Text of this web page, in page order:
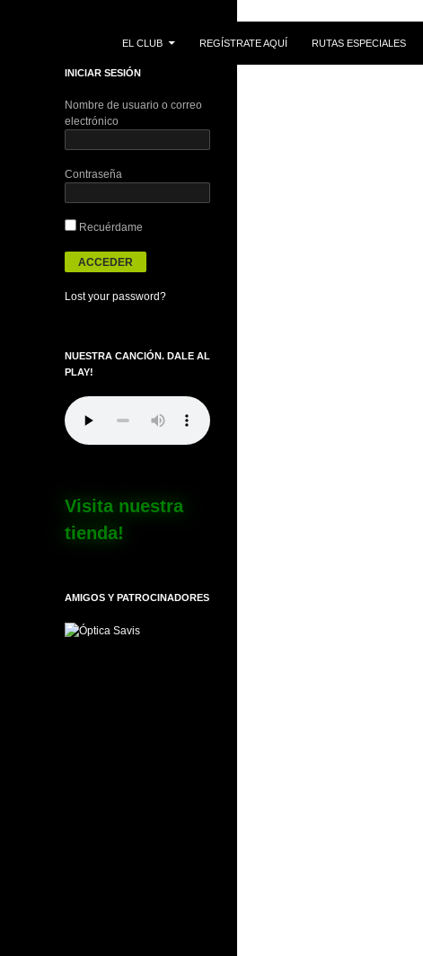
EL CLUB
REGÍSTRATE AQUÍ RUTAS ESPECIALES
INICIAR SESIÓN
Nombre de usuario o correo
electrónico
Contraseña
Recuérdame
Lost your password?
NUESTRA CANCIÓN. DALE AL
PLAY!
Visita nuestra
tienda!
AMIGOS Y PATROCINADORES